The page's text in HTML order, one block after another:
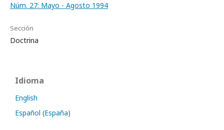
Núm. 27: Mayo - Agosto 1994
Sección
Doctrina
Idioma
English
Español (España)